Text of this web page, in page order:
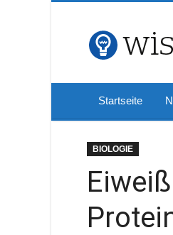
Startseite
BIOLOGIE